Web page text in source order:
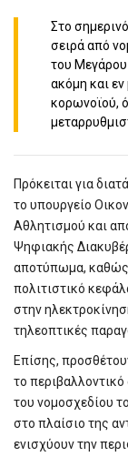
Στο
σειρά από
του Μεγάρου
ακόμη και
κορωνοϊού,
Πρόκειται για
το υπουργείο
Αθλητισμού και
Ψηφιακής
αποτύπωμα, καθώς
πολιτιστικό
στην
τηλεοπτικές
Επίσης,
το
του νομοσχεδίου
στο πλαίσιο της
ενισχύουν την